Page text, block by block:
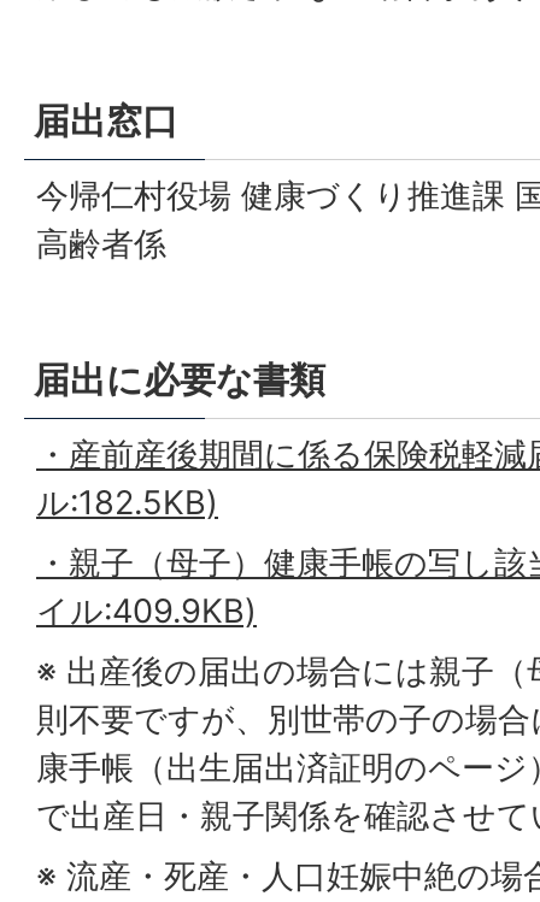
届出窓口
今帰仁村役場 健康づくり推進課
高齢者係
届出に必要な書類
・産前産後期間に係る保険税軽
ル:182.5KB)
・親子（母子）健康手帳の写し
イル:409.9KB)
※ 出産後の届出の場合には親子（
則不要ですが、別世帯の子の場
康手帳（出生届出済証明のペー
で出産日・親子関係を確認させ
※ 流産・死産・人口妊娠中絶の場